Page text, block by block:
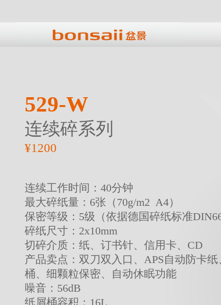
529-W
连续碎系列
¥1200
连续工作时间：40分钟
最大碎纸量：6张（70g/m2 A4）
保密等级：5级（依据德国碎纸标准
碎纸尺寸：2x10mm
切碎介质：纸、订书针、信用卡、CD
产品卖点：双刀双入口、APS自动防卡
桶、细颗粒保密、自动休眠功能
噪音：56dB
纸屑桶容积：16L